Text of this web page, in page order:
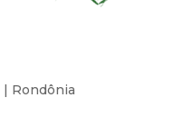
Rondônia